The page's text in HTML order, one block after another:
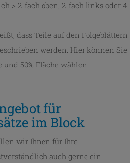
> 2-fach oben, 2-fach links oder 4-
dass Teile auf den Folgeblättern
werden. Hier können Sie
und 50% Fläche wählen
für
im Block
wir Ihnen für Ihre
auch gerne ein